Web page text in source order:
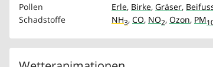
Pollen
Erle, Birke, Gräser,
Schadstoffe
NH3, CO, NO2, Ozon, PM